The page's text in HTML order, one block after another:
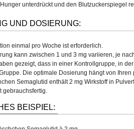
unterdrückt und den Blutzuckerspiegel
UND DOSIERUNG:
einmal pro Woche ist erforderlich.
kann zwischen 1 und 3 mg variieren, je
gezeigt, dass in einer Kontrollgruppe, in
Die optimale Dosierung hängt von
Semaglutid enthält 2 mg Wirkstoff in
gebrauchsfertig.
BEISPIEL: